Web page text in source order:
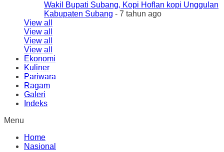
Wakil Bupati Subang, Kopi Hoflan kopi Unggulan
Kabupaten Subang - 7 tahun ago
View all
View all
View all
View all
Ekonomi
Kuliner
Pariwara
Ragam
Galeri
Indeks
Menu
Home
Nasional